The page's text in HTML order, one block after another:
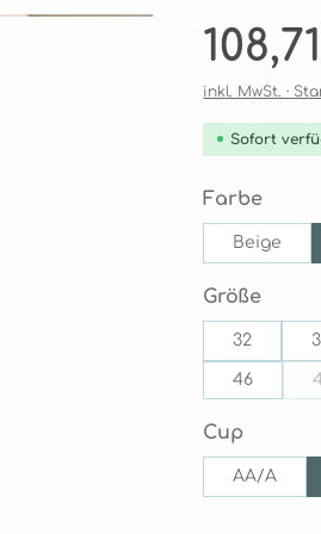
Regulärer
inkl. MwSt. ·
Sofort
Farbe
Beige
Größe
32
46
Cup
AA/A